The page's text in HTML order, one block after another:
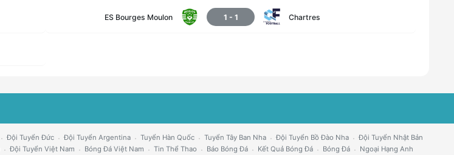
ES Bourges Moulon 1 - 1 Chartres
Đội Tuyển Đức Đội Tuyển Argentina Tuyển Hàn Quốc Tuyển Tây Ban Nha Đội Tuyển Bồ Đào Nha
Đội Tuyển Nhật Bản
Đội Tuyển Việt Nam Bóng Đá Việt Nam Tin Thể Thao Báo Bóng Đá Kết Quả Bóng Đá Bóng Đá
Ngoại Hạng Anh